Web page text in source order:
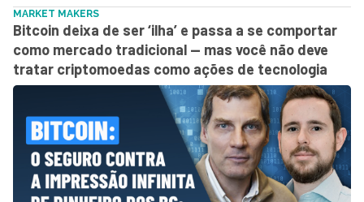
MARKET MAKERS
Bitcoin deixa de ser ‘ilha’ e passa a se comportar
como mercado tradicional — mas você não deve
tratar criptomoedas como ações de tecnologia